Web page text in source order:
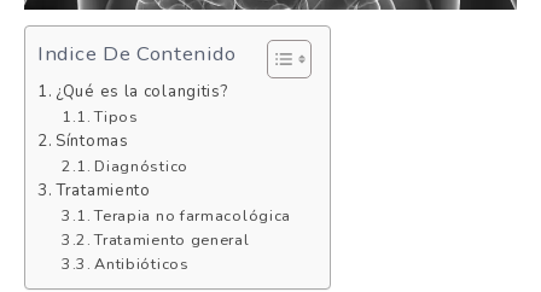
Indice De Contenido
¿Qué es la colangitis?
Tipos
Síntomas
Diagnóstico
Tratamiento
Terapia no farmacológica
Tratamiento general
Antibióticos